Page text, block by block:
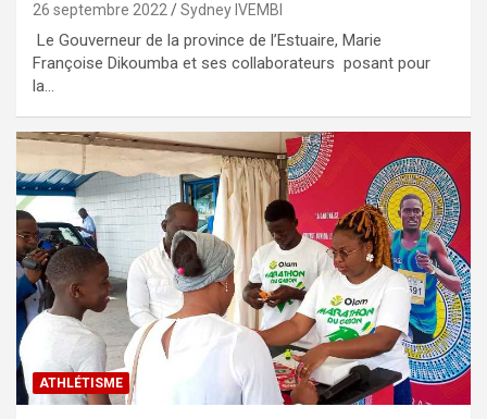
26 septembre 2022 Sydney IVEMBI
Le Gouverneur de la province de l’Estuaire, Marie
Françoise Dikoumba et ses collaborateurs posant pour
la…
ATHLÉTISME